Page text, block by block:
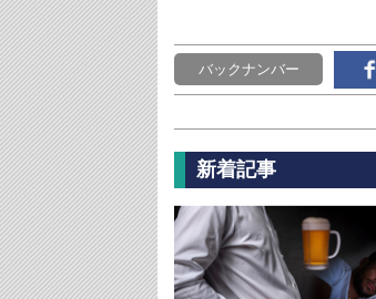
バックナンバー
新着記事